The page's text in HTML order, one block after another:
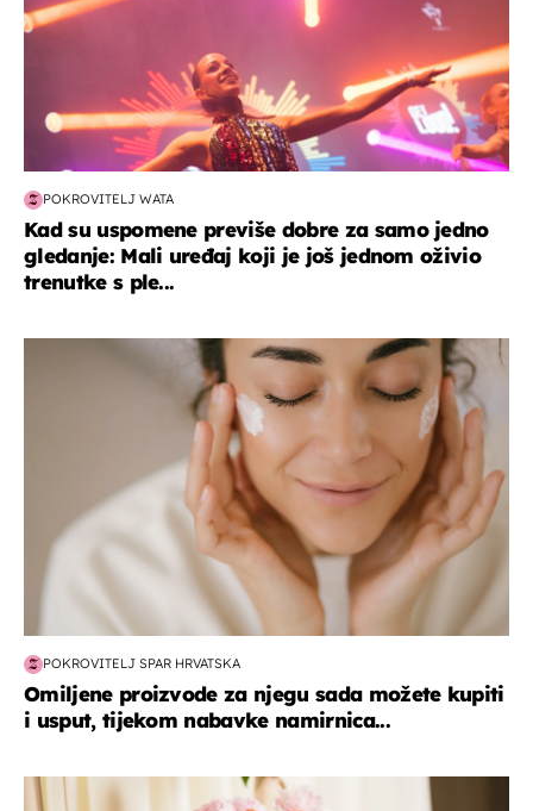
POKROVITELJ WATA
Kad su uspomene previše dobre za samo jedno
gledanje: Mali uređaj koji je još jednom oživio
trenutke s ple...
moda & ljepota
POKROVITELJ SPAR HRVATSKA
Omiljene proizvode za njegu sada možete kupiti
i usput, tijekom nabavke namirnica...
moda & ljepota